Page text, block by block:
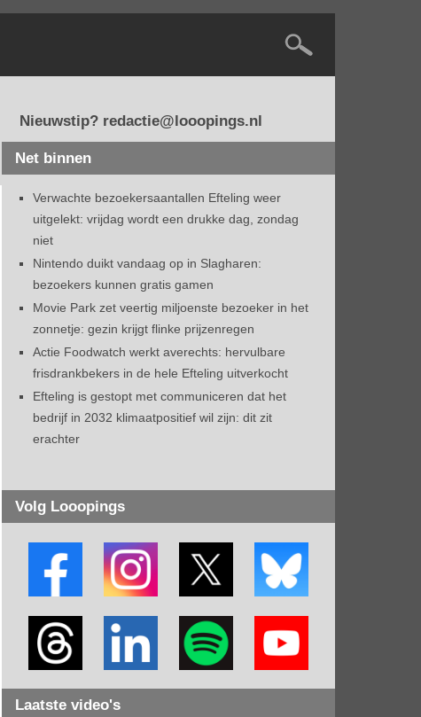
Nieuwstip? redactie@looopings.nl
Net binnen
Verwachte bezoekersaantallen Efteling weer
uitgelekt: vrijdag wordt een drukke dag, zondag
niet
Nintendo duikt vandaag op in Slagharen:
bezoekers kunnen gratis gamen
Movie Park zet veertig miljoenste bezoeker in het
zonnetje: gezin krijgt flinke prijzenregen
Actie Foodwatch werkt averechts: hervulbare
frisdrankbekers in de hele Efteling uitverkocht
Efteling is gestopt met communiceren dat het
bedrijf in 2032 klimaatpositief wil zijn: dit zit
erachter
Volg Looopings
Laatste video's